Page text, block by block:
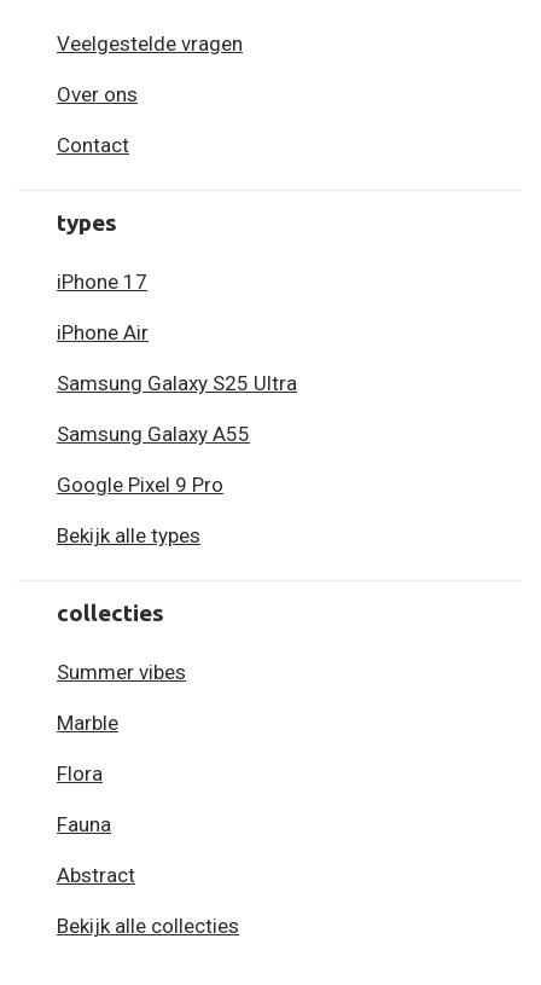
Veelgestelde vragen
Over ons
Contact
types
iPhone 17
iPhone Air
Samsung Galaxy S25 Ultra
Samsung Galaxy A55
Google Pixel 9 Pro
Bekijk alle types
collecties
Summer vibes
Marble
Flora
Fauna
Abstract
Bekijk alle collecties